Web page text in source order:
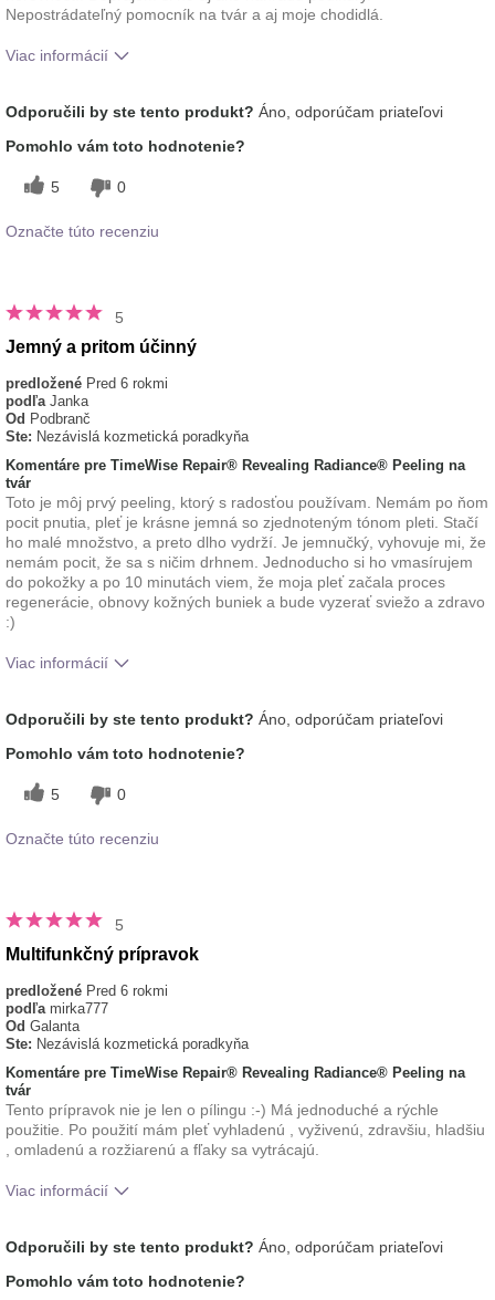
Nepostrádateľný pomocník na tvár a aj moje chodidlá.
Viac informácií
prípravku?
vstrebáva
Odporučili by ste tento produkt? Áno, odporúčam priateľovi
Pomohlo vám toto hodnotenie?
5 0
Označte túto recenziu
5
Jemný a pritom účinný
predložené Pred 6 rokmi
podľa Janka
Od Podbranč
Ste: Nezávislá kozmetická poradkyňa
Komentáre pre TimeWise Repair® Revealing Radiance® Peeling na
tvár
Toto je môj prvý peeling, ktorý s radosťou používam. Nemám po ňom
pocit pnutia, pleť je krásne jemná so zjednoteným tónom pleti. Stačí
ho malé množstvo, a preto dlho vydrží. Je jemnučký, vyhovuje mi, že
nemám pocit, že sa s ničim drhnem. Jednoducho si ho vmasírujem
do pokožky a po 10 minutách viem, že moja pleť začala proces
regenerácie, obnovy kožných buniek a bude vyzerať sviežo a zdravo
:)
Viac informácií
používaním tohto
prípravku?
Osviežujúci, Príjemný pocit na
pokožke
Odporučili by ste tento produkt? Áno, odporúčam priateľovi
Pomohlo vám toto hodnotenie?
5 0
Označte túto recenziu
5
Multifunkčný prípravok
predložené Pred 6 rokmi
podľa mirka777
Od Galanta
Ste: Nezávislá kozmetická poradkyňa
Komentáre pre TimeWise Repair® Revealing Radiance® Peeling na
tvár
Tento prípravok nie je len o pílingu :-) Má jednoduché a rýchle
použitie. Po použití mám pleť vyhladenú , vyživenú, zdravšiu, hladšiu
, omladenú a rozžiarenú a fľaky sa vytrácajú.
Viac informácií
prípravku?
rovnomerne
Odporučili by ste tento produkt? Áno, odporúčam priateľovi
Pomohlo vám toto hodnotenie?